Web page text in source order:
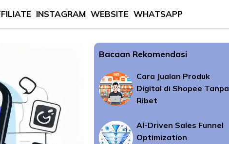
INSTAGRAM WEBSITE WHATSAPP
Bacaan Rekomendasi
Cara Jualan Produk
Digital di Shopee Tanpa
Ribet
AI-Driven Sales Funnel
Optimization